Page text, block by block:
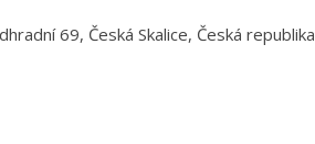
69, Česká Skalice, Česká republika